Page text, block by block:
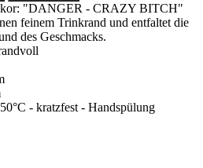
"DANGER - CRAZY BITCH"
feinem Trinkrand und entfaltet die
des Geschmacks.
- kratzfest - Handspülung